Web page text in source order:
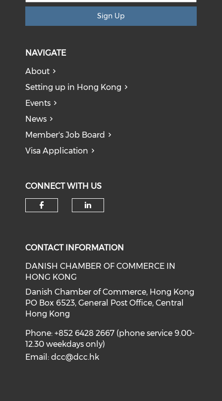
Sign Up
NAVIGATE
About
Setting up in Hong Kong
Events
News
Member's Job Board
Visa Application
CONNECT WITH US
CONTACT INFORMATION
DANISH CHAMBER OF COMMERCE IN
HONG KONG
Danish Chamber of Commerce, Hong Kong
PO Box 6523, General Post Office, Central
Hong Kong
Phone: +852 6428 2667 (phone service 9.00-
12.30 weekdays only)
Email:dcc@dcc.hk